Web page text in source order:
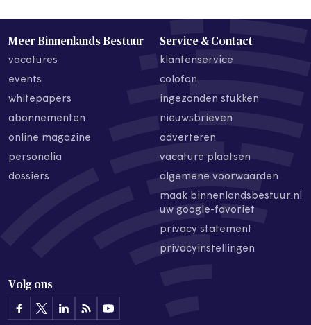
Meer Binnenlands Bestuur
vacatures
events
whitepapers
abonnementen
online magazine
personalia
dossiers
Service & Contact
klantenservice
colofon
ingezonden stukken
nieuwsbrieven
adverteren
vacature plaatsen
algemene voorwaarden
maak binnenlandsbestuur.nl
uw google-favoriet
privacy statement
privacyinstellingen
Volg ons